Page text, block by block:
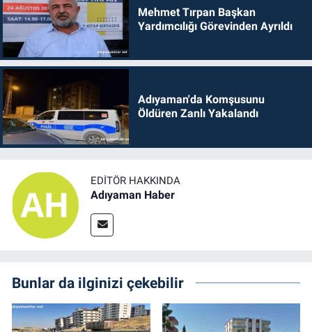
Mehmet Tırpan Başkan
Yardımcılığı Görevinden Ayrıldı
Adıyaman'da Komşusunu
Öldüren Zanlı Yakalandı
EDITÖR HAKKINDA
Adıyaman Haber
Bunlar da ilginizi çekebilir